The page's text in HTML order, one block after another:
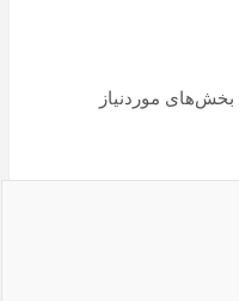
بخش‌های موردنیاز